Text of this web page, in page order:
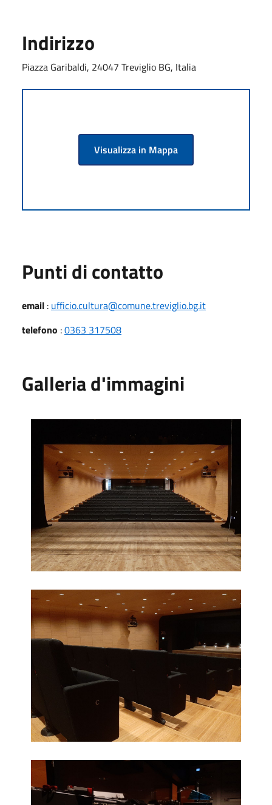
Indirizzo
Piazza Garibaldi, 24047 Treviglio BG, Italia
Visualizza in Mappa
Punti di contatto
email : ufficio.cultura@comune.treviglio.bg.it
telefono :0363 317508
Galleria d'immagini
Poltrone
Regia